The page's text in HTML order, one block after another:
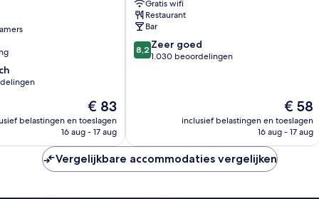
De
prijs
€ 83
belastingen en toeslagen
16 aug - 17 aug
Stadscentrum
van
Manchester
Gratis wifi
Restaurant
Bar
8.2
van
beoordelingen
8,2 Zeer goed
1.030 beoordelingen
De
prijs
€ 58
inclusief belastingen en toeslagen
16 aug - 17 aug
Vergelijkbare accommodaties vergelijken